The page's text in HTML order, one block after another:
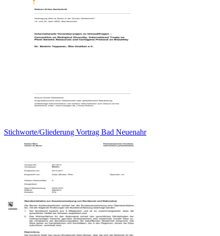
Stichworte/Gliederung Vortrag Bad Neuenahr